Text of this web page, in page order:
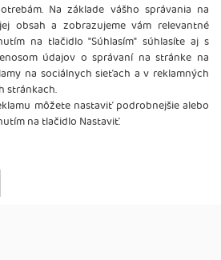
Na základe vášho správania na
obsah a zobrazujeme vám relevantné
na tlačidlo "Súhlasím" súhlasíte aj s
údajov o správaní na stránke na
na sociálnych sieťach a v reklamných
stránkach.
môžete nastaviť podrobnejšie alebo
na tlačidlo Nastaviť.